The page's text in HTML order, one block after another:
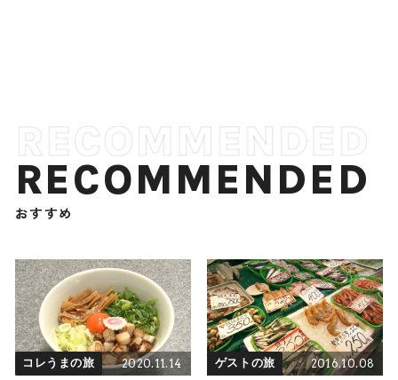
RECOMMENDED
おすすめ
コレうまの旅 2020.11.14 ゲストの旅 2016.10.08